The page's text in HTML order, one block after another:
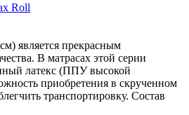
Roll
является прекрасным
В матрасах этой серии
латекс (ППУ высокой
приобретения в скрученном
транспортировку. Состав